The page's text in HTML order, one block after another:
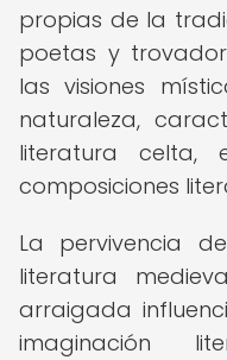
propias de la
poetas y
las visiones
naturaleza,
literatura celta,
composiciones
La pervivencia
literatura
arraigada
imaginación